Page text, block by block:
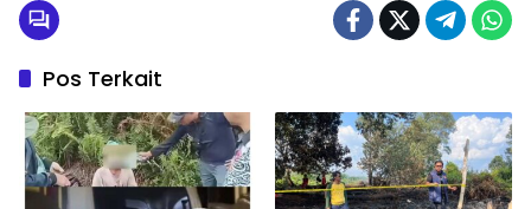
Pos Terkait